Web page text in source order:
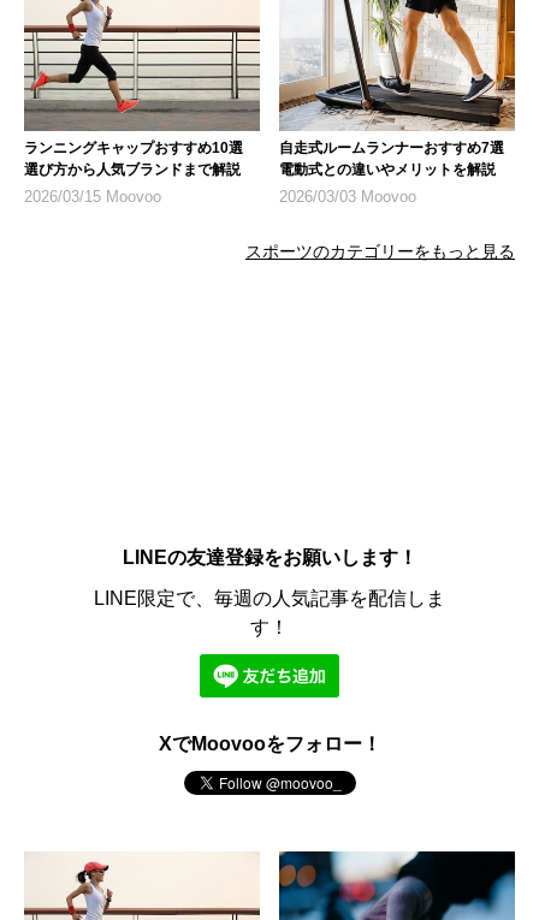
ランニングキャップおすすめ10選
選び方から人気ブランドまで解説
2026/03/15 Moovoo
自走式ルームランナーおすすめ7選
電動式との違いやメリットを解説
2026/03/03 Moovoo
スポーツのカテゴリーをもっと見る
LINEの友達登録をお願いします！
LINE限定で、毎週の人気記事を配信しま
す！
XでMoovooをフォロー！